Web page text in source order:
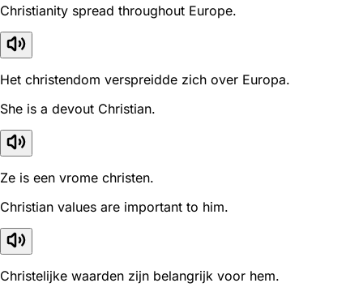
Christianity spread throughout Europe.
Het christendom verspreidde zich over Europa.
She is a devout Christian.
Ze is een vrome christen.
Christian values are important to him.
Christelijke waarden zijn belangrijk voor hem.